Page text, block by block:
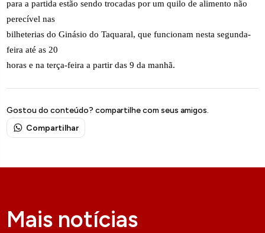
para a partida estão sendo trocadas por um quilo de alimento não
perecível nas
bilheterias do Ginásio do Taquaral, que funcionam nesta segunda-
feira até as 20
horas e na terça-feira a partir das 9 da manhã.
Gostou do conteúdo? compartilhe com seus amigos.
Compartilhar
Mais notícias